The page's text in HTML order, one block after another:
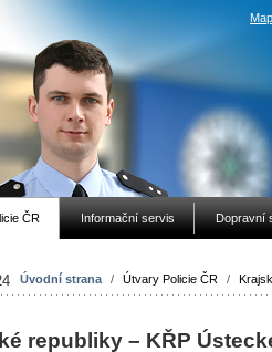
ČR Informační servis Dopravní
Úvodní strana / Útvary Policie ČR /
republiky – KŘP